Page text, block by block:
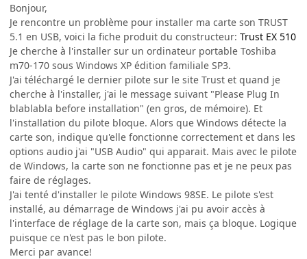
Bonjour,
Je rencontre un problème pour installer ma carte son TRUST
5.1 en USB, voici la fiche produit du constructeur: Trust EX 510
Je cherche à l'installer sur un ordinateur portable Toshiba
m70-170 sous Windows XP édition familiale SP3.
J'ai téléchargé le dernier pilote sur le site Trust et quand je
cherche à l'installer, j'ai le message suivant "Please Plug In
blablabla before installation" (en gros, de mémoire). Et
l'installation du pilote bloque. Alors que Windows détecte la
carte son, indique qu'elle fonctionne correctement et dans les
options audio j'ai "USB Audio" qui apparait. Mais avec le pilote
de Windows, la carte son ne fonctionne pas et je ne peux pas
faire de réglages.
J'ai tenté d'installer le pilote Windows 98SE. Le pilote s'est
installé, au démarrage de Windows j'ai pu avoir accès à
l'interface de réglage de la carte son, mais ça bloque. Logique
puisque ce n'est pas le bon pilote.
Merci par avance!